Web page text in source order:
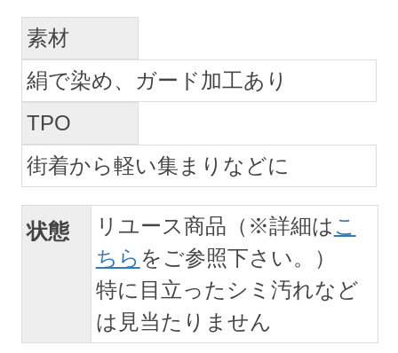
素材
絹で染め、ガード加工あり
TPO
街着から軽い集まりなどに
状態 リユース商品（※詳細は こ
ちら をご参照下さい。）
特に目立ったシミ汚れなど
は見当たりません